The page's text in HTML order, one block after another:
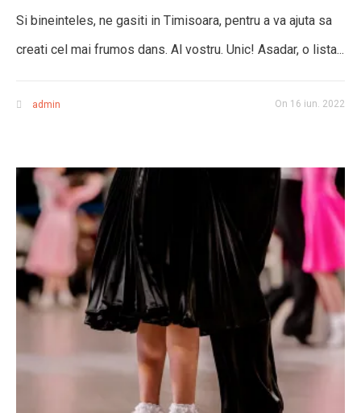
Si bineinteles, ne gasiti in Timisoara, pentru a va ajuta sa
creati cel mai frumos dans. Al vostru. Unic! Asadar, o lista...
On 16 iun. 2022
admin